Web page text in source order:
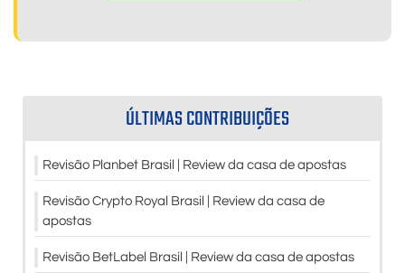
ÚLTIMAS CONTRIBUIÇÕES
Revisão Planbet Brasil | Review da casa de apostas
Revisão Crypto Royal Brasil | Review da casa de
apostas
Revisão BetLabel Brasil | Review da casa de apostas